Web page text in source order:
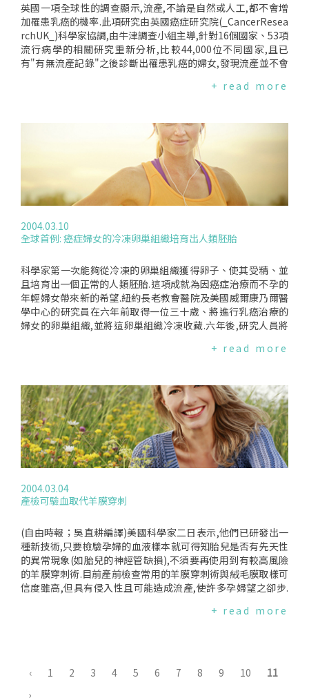
英國一項全球性的調查顯示,流產,不論是自然或人工,都不會增
加罹患乳癌的機率.此項研究由英國癌症研究院(_CancerResea
rchUK_)科學家協調,由牛津調查小組主導,針對16個國家、53項
流行病學的相關研究重新分析,比較44,000位不同國家,且已
有"有無流產記錄"之後診斷出罹患乳癌的婦女,發現流產並不會
刊"刺胳針"(_TheLancet_).另一項涵蓋39,000位婦女的研究報
將兩者做比較.對此結論,牛津大學教授SirRichardPeto表示有
所偏頗,因為有乳癌的患者會據實以報,以瞭解病情,而沒有乳癌
的健康婦女可能會認為有必要而隱瞞過去人工流產的歷史,因此,
較不可靠.由於1996年初美國反對人工流產(反選擇權)的人士,引
用不成熟的資料,發起了一波波誤導民眾的宣傳行動,宣稱人工流
產會增加乳癌風險.一般民眾對於乳癌及人工流產之間的關係一
工作坊,就當前與此議題相關的流行病學、臨床及動物的研究作
一個整合性的研討,並於同年三月初提出報告.報告指出,有力的
研究更是加強了之前美國國家癌症研究院所發表的訊息.
+ read more
2004.03.10
全球首例: 癌症婦女的冷凍卵巢組織培育出人類胚胎
科學家第一次能夠從冷凍的卵巢組織獲得卵子、使其受精、並
且培育出一個正常的人類胚胎.這項成就為因癌症治療而不孕的
年輕婦女帶來新的希望.紐約長老教會醫院及美國威爾康乃爾醫
學中心的研究員在六年前取得一位三十歲、將進行乳癌治療的
婦女的卵巢組織,並將這卵巢組織冷凍收藏.六年後,研究人員將
蒙,卵巢組織開始排出卵子.這名婦女雖然沒有懷孕,但這項技術
網站上的研究雖振奮人心,但比利時布魯塞爾自由大學(Brussels
FreeUniversity)的史密斯博士(Dr.JohanSmitz)指出,病人應該
要了解,卵巢冷凍目前還只是在實驗階段,且用這種方式所出生的
小孩需要特別的醫療照顧,以確保他們的健康.
+ read more
2004.03.04
產檢可驗血取代羊膜穿刺
(自由時報；吳直耕編譯)美國科學家二日表示,他們已研發出一
種新技術,只要檢驗孕婦的血液樣本就可得知胎兒是否有先天性
的異常現象(如胎兒的神經管缺損),不須要再使用到有較高風險
的羊膜穿刺術.目前產前檢查常用的羊膜穿刺術與絨毛膜取樣可
信度雖高,但具有侵入性且可能造成流產,使許多孕婦望之卻步.
兒DNA"(freefoetalDNA),用以檢驗遺傳性的異常現象.但這種檢
出,若不使用甲醛,DNA樣本會在擷取或處理過程中被摧毀.不使
+ read more
‹ 1 2 3 4 5 6 7 8 9 10
11
›